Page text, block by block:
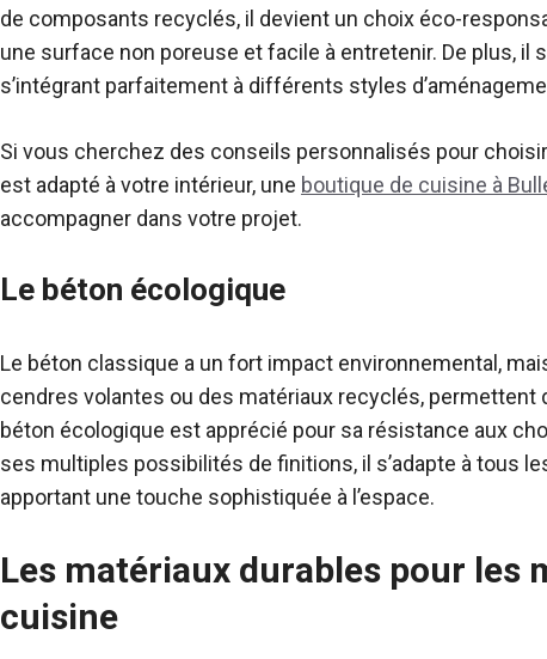
de composants recyclés, il devient un choix éco-
une surface non poreuse et facile à entretenir. De plus,
s’intégrant parfaitement à différents styles
Si vous cherchez des conseils personnalisés pour
est adapté à votre intérieur, une boutique de cuisine à
accompagner dans votre projet.
Le béton écologique
Le béton classique a un fort impact environnemental,
cendres volantes ou des matériaux recyclés, permettent
béton écologique est apprécié pour sa résistance aux
ses multiples possibilités de finitions, il s’adapte à tous
apportant une touche sophistiquée à l’espace.
Les matériaux durables pour les
cuisine